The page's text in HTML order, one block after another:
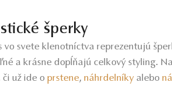
šperky
vo svete klenotníctva reprezentujú
a krásne dopĺňajú celkový styling.
už ide o prstene, náhrdelníky alebo